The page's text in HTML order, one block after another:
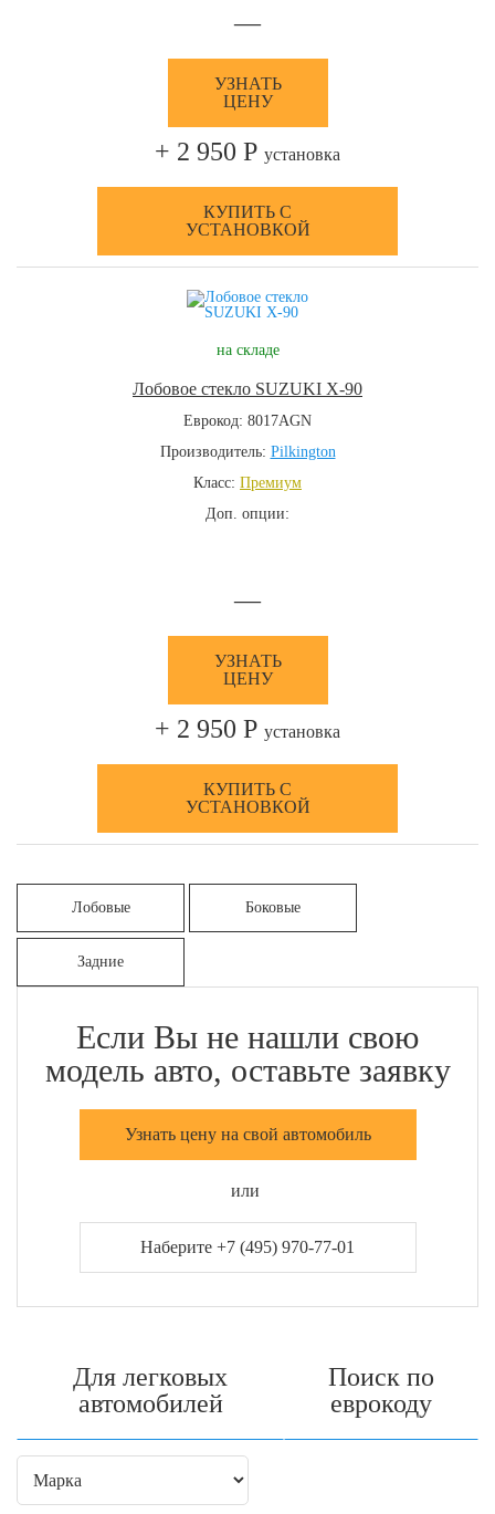
—
УЗНАТЬ
ЦЕНУ
+ 2 950 Р установка
КУПИТЬ С
УСТАНОВКОЙ
на складе
Лобовое стекло SUZUKI X-90
Еврокод: 8017AGN
Производитель: Pilkington
Класс: Премиум
Доп. опции:
—
УЗНАТЬ
ЦЕНУ
+ 2 950 Р установка
КУПИТЬ С
УСТАНОВКОЙ
Лобовые Боковые
Задние
Если Вы не нашли свою
модель авто, оставьте заявку
Узнать цену на свой автомобиль
или
Наберите +7 (495) 970-77-01
Для легковых
автомобилей
Поиск по
еврокоду